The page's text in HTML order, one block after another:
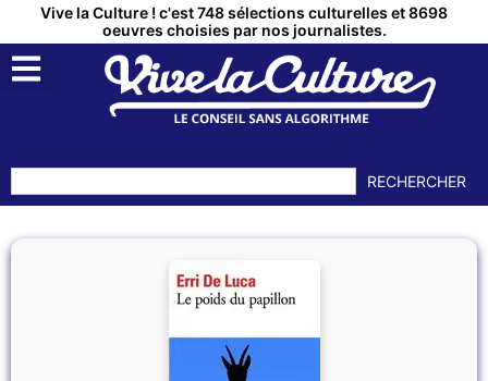
Vive la Culture ! c'est 748 sélections culturelles et 8698
oeuvres choisies par nos journalistes.
RECHERCHER